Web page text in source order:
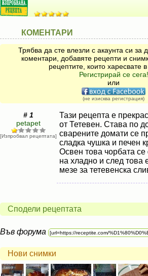
КОМЕНТАРИ
Трябва да сте влезли с акаунта си
коментари, добавяте рецепти и
рецептите, които харесвате
Регистрирай се сега!
или
(не изисква регистрация)
# 1
petapet
[Изпробвал рецептата]
Тази рецепта е
от Тетевен. Става по
сварените домати се
сладка чушка и печен
Освен това чорбата се
на хладно и след това
мезе за тетевенска
Сподели рецептата
Във форума
Нови снимки